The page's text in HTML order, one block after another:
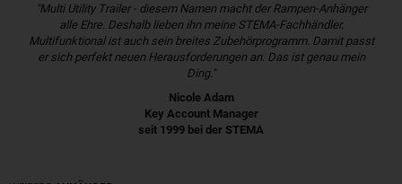
"Multi Utility Trailer - diesem Namen macht der Rampen-Anhänger
alle Ehre. Deshalb lieben ihn meine STEMA-Fachhändler.
Multifunktional ist auch sein breites Zubehörprogramm. Damit passt
er sich perfekt neuen Herausforderungen an. Das ist genau mein
Ding."
Nicole Adam
Key Account Manager
seit 1999 bei der STEMA